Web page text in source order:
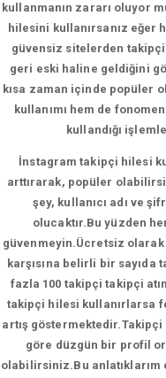
kullanmanın zararı oluyor
hilesini kullanırsanız eğer
güvensiz sitelerden takipçi
geri eski haline geldiğini
kısa zaman içinde popüler
kullanımı hem de
kullandığı
İnstagram takipçi hilesi
arttırarak, popüler
şey, kullanıcı adı ve
olucaktır.Bu yüzden
güvenmeyin.Ücretsiz
karşısına belirli bir sayıda
fazla 100 takipçi takipçi
takipçi hilesi kullanırlarsa
artış
göre düzgün bir profil
olabilirsiniz.Bu